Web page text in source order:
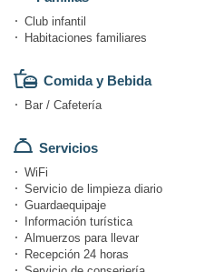
Club infantil
Habitaciones familiares
Comida y Bebida
Bar / Cafetería
Servicios
WiFi
Servicio de limpieza diario
Guardaequipaje
Información turística
Almuerzos para llevar
Recepción 24 horas